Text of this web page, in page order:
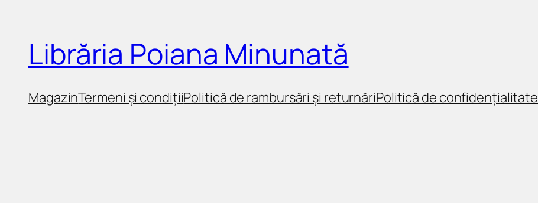
conținut
Librăria Poiana Minunată
MagazinTermeni și condițiiPolitică de rambursări și returnăriPolitică de confidențialitate